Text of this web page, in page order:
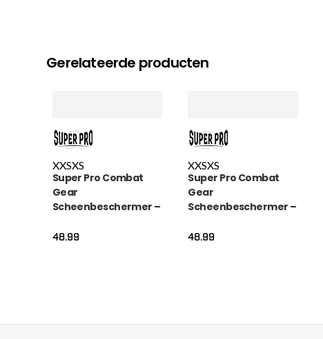
Gerelateerde producten
XXSXS
Super Pro Combat
Gear
Scheenbeschermer –
PU – Blauw / Geel / Wit
48.99
XXSXS
Super Pro Combat
Gear
Scheenbeschermer –
kids – Blauw / Rood /
48.99